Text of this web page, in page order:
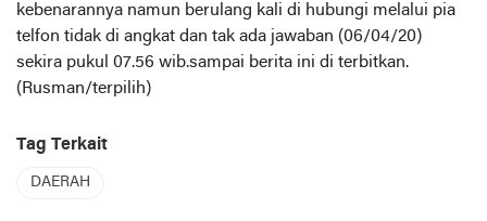
kebenarannya namun berulang kali di hubungi melalui pia
telfon tidak di angkat dan tak ada jawaban (06/04/20)
sekira pukul 07.56 wib.sampai berita ini di terbitkan.
(Rusman/terpilih)
Tag Terkait
DAERAH